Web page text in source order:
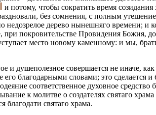
и потому, чтобы сократить время созидания
без сомнения, с полным
дерево нынешняго времени; и
при покровительстве Провидения Божия,
место новому каменному: и мы,
и душеполезное совершается не иначе,
благодарными словами; это сделается
соответственное духовное
к молитве о создателях святаго
святаго храма.